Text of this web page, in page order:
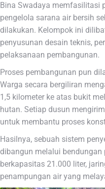
Bina Swadaya memfasilitasi
pengelola sarana air bersih
dilakukan. Kelompok ini
penyusunan desain teknis,
pelaksanaan pembangunan.
Proses pembangunan pun
Warga secara bergiliran
1,5 kilometer ke atas bukit
hutan. Setiap dusun
untuk membantu proses
Hasilnya, sebuah sistem
dibangun melalui bendungan
berkapasitas 21.000 liter,
penampungan air yang